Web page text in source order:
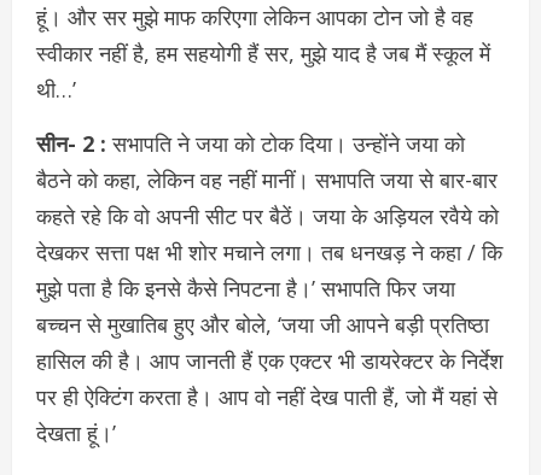
हूं। और सर मुझे माफ करिएगा लेकिन आपका टोन जो है वह
स्वीकार नहीं है, हम सहयोगी हैं सर, मुझे याद है जब मैं स्कूल में
थी…’
सीन- 2 :सभापति ने जया को टोक दिया। उन्होंने जया को
बैठने को कहा, लेकिन वह नहीं मानीं। सभापति जया से बार-बार
कहते रहे कि वो अपनी सीट पर बैठें। जया के अड़ियल रवैये को
देखकर सत्ता पक्ष भी शोर मचाने लगा। तब धनखड़ ने कहा / कि
मुझे पता है कि इनसे कैसे निपटना है।’ सभापति फिर जया
बच्चन से मुखातिब हुए और बोले, ‘जया जी आपने बड़ी प्रतिष्ठा
हासिल की है। आप जानती हैं एक एक्टर भी डायरेक्टर के निर्देश
पर ही ऐक्टिंग करता है। आप वो नहीं देख पाती हैं, जो मैं यहां से
देखता हूं।’